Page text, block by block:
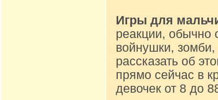
Игры для
реакции, обычно
войнушки, зомби,
рассказать об
прямо сейчас в
девочек от 8 до